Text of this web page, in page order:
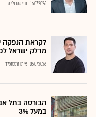
16.07.2026 חזי שטרנליכט
מדלק ישראל לפי שווי
06.07.2026 איתן גרסטנפלד
הבורסה בתל
במעל 3%